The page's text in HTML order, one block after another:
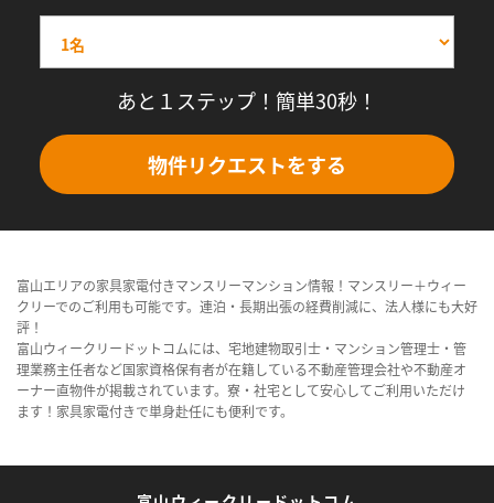
あと１ステップ！簡単30秒！
物件リクエストをする
富山エリアの家具家電付きマンスリーマンション情報！マンスリー＋ウィー
クリーでのご利用も可能です。連泊・長期出張の経費削減に、法人様にも大好
評！
富山ウィークリードットコムには、宅地建物取引士・マンション管理士・管
理業務主任者など国家資格保有者が在籍している不動産管理会社や不動産オ
ーナー直物件が掲載されています。寮・社宅として安心してご利用いただけ
ます！家具家電付きで単身赴任にも便利です。